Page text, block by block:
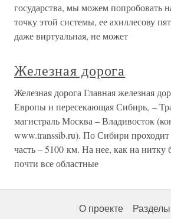
государства, мы можем попробовать
точку этой системы, ее ахиллесову
даже виртуальная, не может
Железная дорога
Железная дорога Главная железная
Европы и пересекающая Сибирь, –
магистраль Москва – Владивосток
www.transsib.ru). По Сибири проходит
часть – 5100 км. На нее, как на нитку
почти все областные
О проекте Разделы